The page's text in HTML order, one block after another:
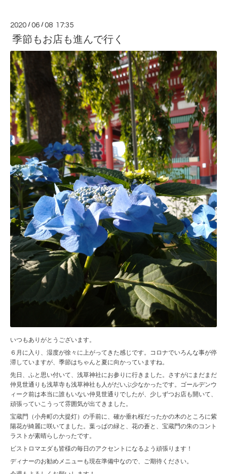
2020 /06 /08 17:35
季節もお店も進んで行く
いつもありがとうございます。
６月に入り、湿度が徐々に上がってきた感じです。コロナでいろんな事が停
滞していますが、季節はちゃんと夏に向かっていますね。
先日、ふと思い付いて、浅草神社にお参りに行きました。さすがにまだまだ
仲見世通りも浅草寺も浅草神社も人がだいぶ少なかったです。ゴールデンウ
ィーク前は本当に誰もいない仲見世通りでしたが、少しずつお店も開いて、
頑張っていこうって雰囲気が出てきました。
宝蔵門（小舟町の大提灯）の手前に、確か垂れ桜だったかの木のところに紫
陽花が綺麗に咲いてました。葉っぱの緑と、花の蒼と、宝蔵門の朱のコント
ラストが素晴らしかったです。
ビストロマエダも皆様の毎日のアクセントになるよう頑張ります！
ディナーのお勧めメニューも現在準備中なので、ご期待ください。